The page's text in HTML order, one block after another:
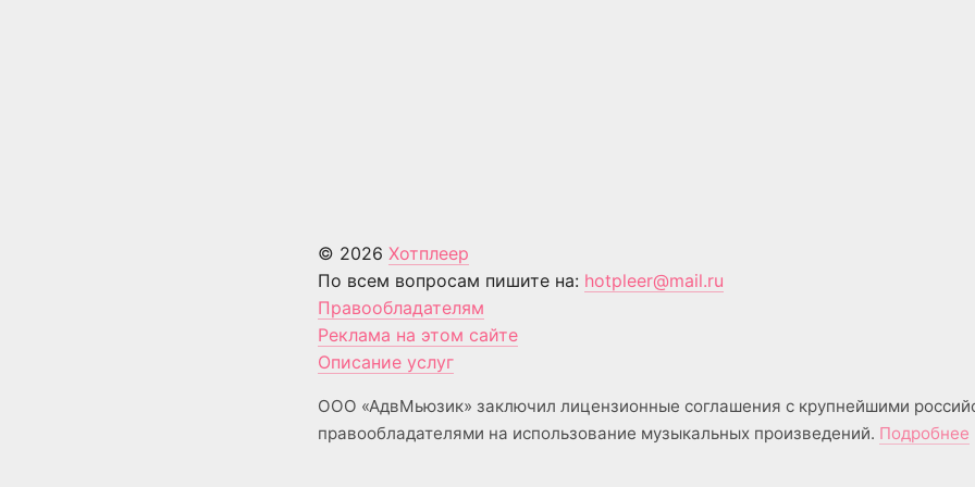
© 2026 Хотплеер
По всем вопросам пишите на: hotpleer@mail.ru
Правообладателям
Реклама на этом сайте
Описание услуг
ООО «АдвМьюзик» заключил лицензионные соглашения с крупнейшими
правообладателями на использование музыкальных произведений. Подробнее